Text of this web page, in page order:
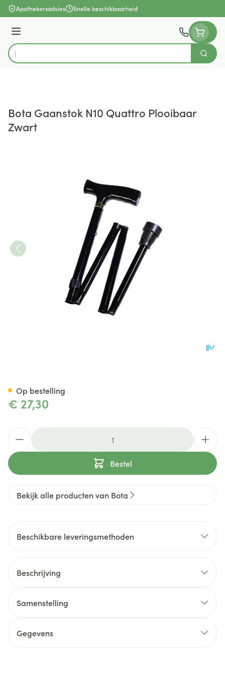
Ga naar de inhoud
Apothekersadvies Snelle beschikbaarheid
Menu
Product, merk, categorie...
Zoek
Bota Gaanstok N10 Quattro Plooibaar
Zwart
€ 27,30
Bestel
Op bestelling
Bekijk alle producten van Bota
Beschikbare leveringsmethoden
Beschrijving
Samenstelling
Gegevens